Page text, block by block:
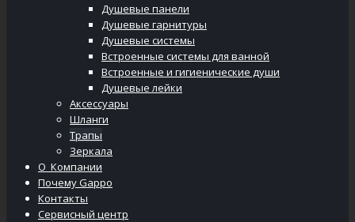
Душевые панели
Душевые гарнитуры
Душевые системы
Встроенные системы для ванной
Встроенные и гигиенические души
Душевые лейки
Аксессуары
Шланги
Трапы
Зеркала
О Компании
Почему Gappo
Контакты
Сервисный центр